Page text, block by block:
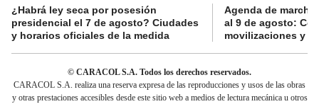
¿Habrá ley seca por posesión
presidencial el 7 de agosto? Ciudades
y horarios oficiales de la medida
Agenda de
al 9 de agosto:
movilizaciones y
© CARACOL S.A. Todos los derechos reservados.
CARACOL S.A. realiza una reserva expresa de las reproducciones y usos de las obras
y otras prestaciones accesibles desde este sitio web a medios de lectura mecánica u otros